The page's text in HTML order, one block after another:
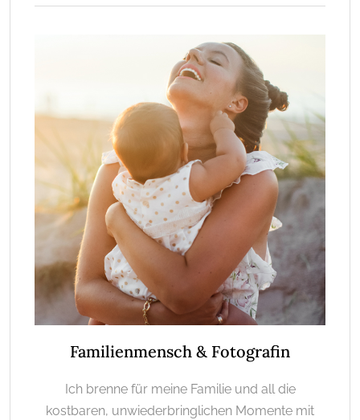
Familienmensch & Fotografin
Ich brenne für meine Familie und all die
kostbaren, unwiederbringlichen Momente mit